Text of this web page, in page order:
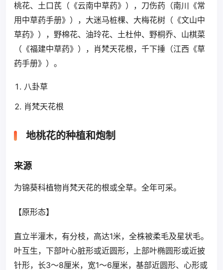
桃花、土口芪（《云南中草药》），刀伤药（南川《常
用中草药手册》），大迷马桩棵、大梅花树（《文山中
草药》），野棉花、油玲花、土杜仲、野桐乔、山棋菜
（《福建中草药》），肖梵天花根，千下捶（江西《草
药手册》）。
八卦草
肖梵天花根
地桃花的种植和炮制
来源
为锦葵科植物肖梵天花的根或全草。全年可采。
【原形态】
直立半灌木，有分枝，高达1米，全株被柔毛及星状毛。
叶互生，下部叶心脏形或近圆形，上部叶椭圆形或近披
针形，长3～8厘米，宽1～6厘米，基部近圆形、心形或